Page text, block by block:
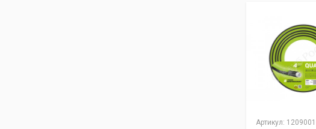
Артикул: